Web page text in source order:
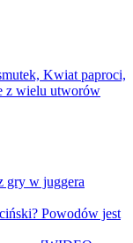
Kwiat paproci,
z wielu utworów
gry w juggera
Powodów jest